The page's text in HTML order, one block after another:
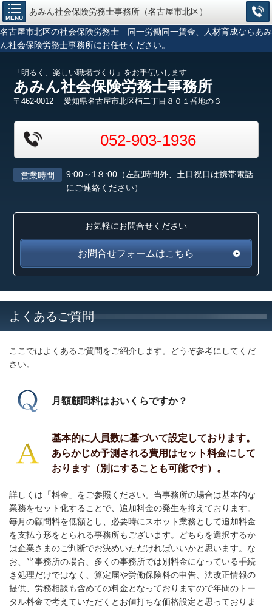
MENU
あみん社会保険労務士事務所（名古屋市北区）
名古屋市北区の社会保険労務士 同一労働同一賃金、人材育成ならあみ
ん社会保険労務士事務所にお任せください。
「明るく、楽しい職場づくり」をお手伝いします
あみん社会保険労務士事務所
〒462-0012 愛知県名古屋市北区楠二丁目８０１番地の３
052-903-1936
営業時間
9:00～1８:00（左記時間外、土日祝日は携帯電話
にご連絡ください）
お気軽にお問合せください
お問合せフォームはこちら
よくあるご質問
ここではよくあるご質問をご紹介します。どうぞ参考にしてくだ
さい。
月額顧問料はおいくらですか？
基本的に人員数に基づいて設定しております。
あらかじめ予測される費用はセット料金にして
おります（別にすることも可能です）。
詳しくは「料金」をご参照ください。当事務所の場合は基本的な
業務をセット化することで、追加料金の発生を抑えております。
毎月の顧問料を低額とし、必要時にスポット業務として追加料金
を支払う形をとられる事務所もございます。どちらを選択するか
は企業さまのご判断でお決めいただければいいかと思います。 な
お、当事務所の場合、多くの事務所では別料金になっている手続
き処理だけではなく、算定届や労働保険料の申告、法改正情報の
提供、労務相談も含めての料金となっておりますので年間のトー
タル料金で考えていただくと お値打ちな価格設定と思っておりま